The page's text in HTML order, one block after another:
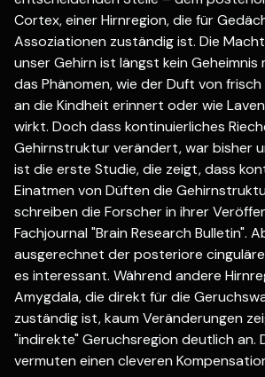
Cortex, einer Hirnregion, die für
Assoziationen zuständig ist. Die
unser Gehirn ist längst kein Geheimnis
das Phänomen, wie der Duft von
an die Kindheit erinnert oder wie
wirkt. Doch dass kontinuierliches
Gehirnstruktur verändert, war bisher
ist die erste Studie, die zeigt, dass
Einatmen von Düften die
schreiben die Forscher in ihrer
Fachjournal "Brain Research Bulletin".
ausgerechnet der posteriore
es interessant. Während andere
Amygdala, die direkt für die
zuständig ist, kaum Veränderungen
"indirekte" Geruchsregion deutlich an.
vermuten einen cleveren